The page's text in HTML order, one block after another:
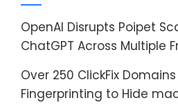
OpenAI Disrupts Poipet
ChatGPT Across Multiple
Over 250 ClickFix
Fingerprinting to Hide